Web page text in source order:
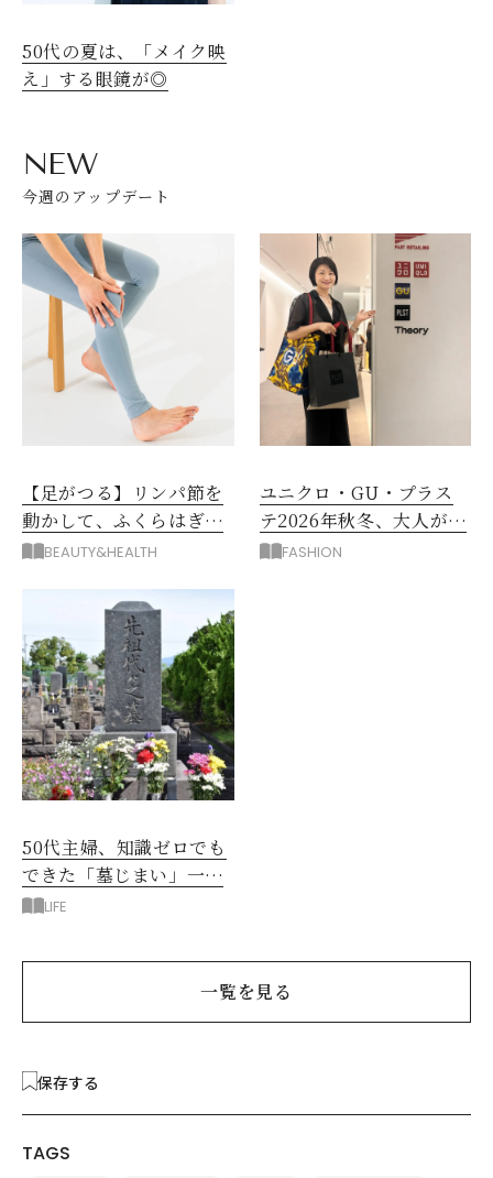
50代の夏は、「メイク映
え」する眼鏡が◎
NEW
今週のアップデート
【足がつる】リンパ節を
動かして、ふくらはぎの
むくみ、こむら返りを解
BEAUTY&HEALTH
ユニクロ・GU・プラス
テ2026年秋冬、大人が着
たい新作服は？
FASHION
50代主婦、知識ゼロでも
できた「墓じまい」一つ
後悔したのは、ある順
LIFE
一覧を見る
保存する
TAGS